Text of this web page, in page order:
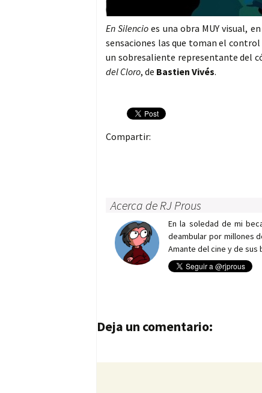
En Silencioes una obra MUY visual,
sensaciones las que toman el
un sobresaliente representante del
del Cloro, de Bastien Vivés.
Compartir:
Acerca de RJ Prous
En la soledad de mi
deambular por millones
Amante del cine y de sus
Navegación de
Deja un comentario: